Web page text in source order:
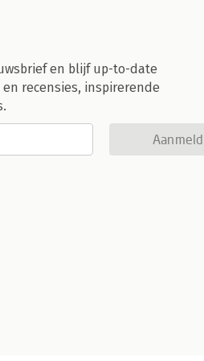
en blijf up-to-date
recensies, inspirerende